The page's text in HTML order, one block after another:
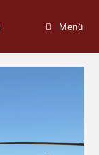
Menü